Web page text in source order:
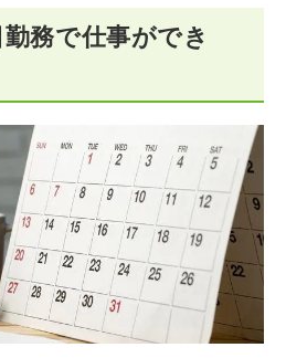
務で仕事ができ